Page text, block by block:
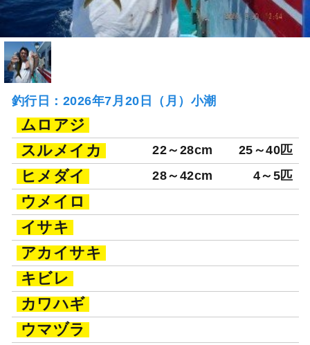
釣行日：2026年7月20日（月）小潮
ムロアジ
スルメイカ
22～28cm 25～40匹
ヒメダイ 28～42cm 4～5匹
ウメイロ
イサキ
アカイサキ
キビレ
カワハギ
ウマヅラ